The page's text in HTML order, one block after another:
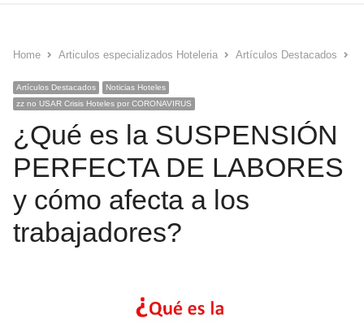
Home Articulos especializados Hoteleria Artículos Destacados
Artículos Destacados
Noticias Hoteles
zz no USAR Crisis Hoteles por CORONAVIRUS
¿Qué es la SUSPENSIÓN
PERFECTA DE LABORES
y cómo afecta a los
trabajadores?